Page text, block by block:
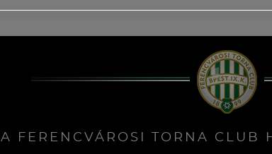
A FERENCVÁROSI TORNA CLUB